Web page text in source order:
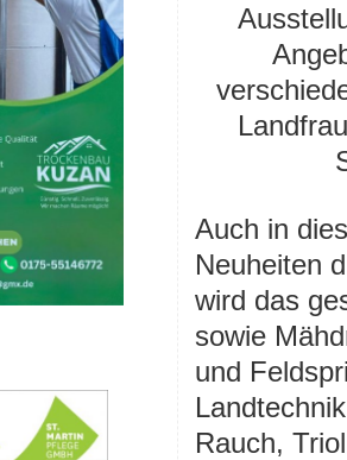
Auch in
Neuheiten
wird das
sowie
und
Rauch,